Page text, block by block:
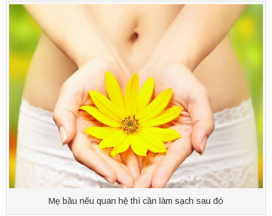
Mẹ bầu nếu quan hệ thì cần làm sạch sau đó